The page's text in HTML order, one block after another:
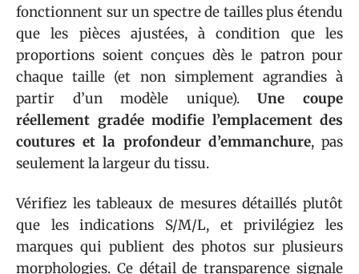
fonctionnent sur un spectre de tailles plus étendu
que les pièces ajustées, à condition que les
proportions soient conçues dès le patron pour
chaque taille (et non simplement agrandies à
partir d’un modèle unique).Une coupe
réellement gradée modifie l’emplacement des
coutures et la profondeur d’emmanchure, pas
seulement la largeur du tissu.
Vérifiez les tableaux de mesures détaillés plutôt
que les indications S/M/L, et privilégiez les
marques qui publient des photos sur plusieurs
morphologies. Ce détail de transparence signale